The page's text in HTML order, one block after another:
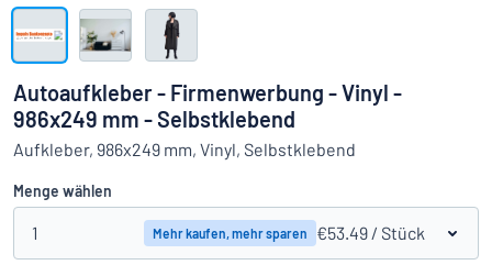
Das Gesuchte nicht gefunden? Schild hier entwerfen
Alle Kategorien anzeigen
Einloggen
Autoaufkleber - Firmenwerbung - Vinyl -
986x249 mm - Selbstklebend
Aufkleber, 986x249 mm, Vinyl, Selbstklebend
Menge wählen
1 Mehr kaufen, mehr sparen €53.49 / Stück